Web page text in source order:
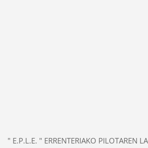
" E.P.L.E. " ERRENTERIAKO PILOTAREN